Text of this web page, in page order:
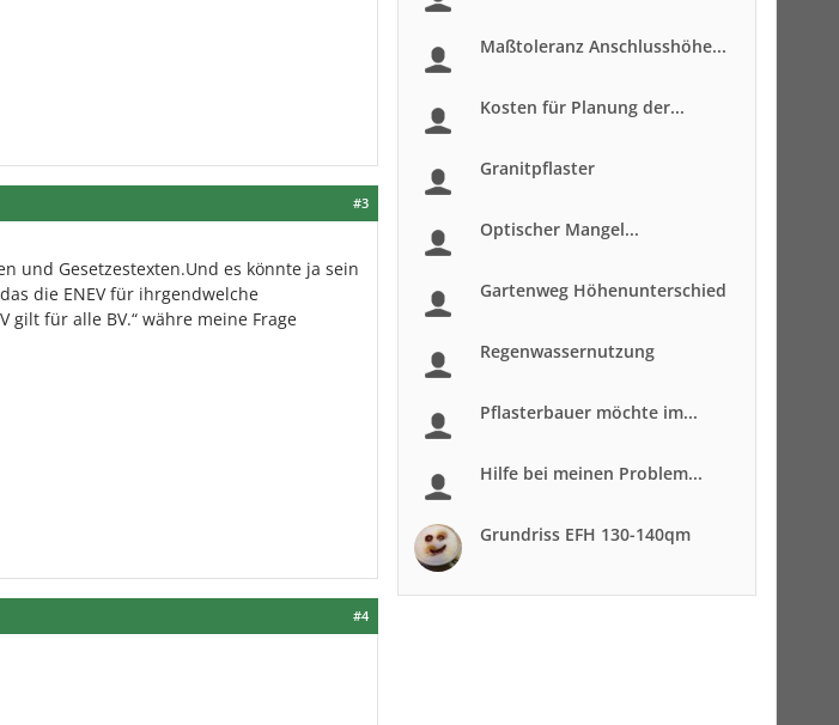
#3
und Gesetzestexten.Und es könnte ja sein
die ENEV für ihrgendwelche
gilt für alle BV.“ währe meine Frage
#4
Maßtoleranz Anschlusshöhe...
Kosten für Planung der...
Granitpflaster
Optischer Mangel...
Gartenweg Höhenunterschied
Regenwassernutzung
Pflasterbauer möchte im...
Hilfe bei meinen Problem...
Grundriss EFH 130-140qm